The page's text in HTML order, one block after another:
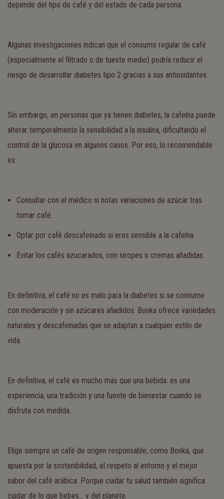
depende del tipo de café y del estado de cada persona.
Algunas investigaciones indican que el consumo regular de café
(especialmente el filtrado o de tueste medio) podría reducir el
riesgo de desarrollar diabetes tipo 2 gracias a sus antioxidantes.
Sin embargo, en personas que ya tienen diabetes, la cafeína puede
alterar temporalmente la sensibilidad a la insulina, dificultando el
control de la glucosa en algunos casos. Por eso, lo recomendable
es:
Consultar con el médico si notas variaciones de azúcar tras
tomar café.
Optar por café descafeinado si eres sensible a la cafeína.
Evitar los cafés azucarados, con siropes o cremas añadidas.
En definitiva, el café no es malo para la diabetes si se consume
con moderación y sin azúcares añadidos. Bonka ofrece variedades
naturales y descafeinadas que se adaptan a cualquier estilo de
vida.
En definitiva, el café es mucho más que una bebida: es una
experiencia, una tradición y una fuente de bienestar cuando se
disfruta con medida.
Elige siempre un café de origen responsable, como Bonka, que
apuesta por la sostenibilidad, el respeto al entorno y el mejor
sabor del café arábica. Porque cuidar tu salud también significa
cuidar de lo que bebes… y del planeta.